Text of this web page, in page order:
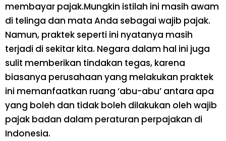
membayar pajak.Mungkin istilah ini masih awam
di telinga dan mata Anda sebagai wajib pajak.
Namun, praktek seperti ini nyatanya masih
terjadi di sekitar kita. Negara dalam hal ini juga
sulit memberikan tindakan tegas, karena
biasanya perusahaan yang melakukan praktek
ini memanfaatkan ruang ‘abu-abu’ antara apa
yang boleh dan tidak boleh dilakukan oleh wajib
pajak badan dalam peraturan perpajakan di
Indonesia.